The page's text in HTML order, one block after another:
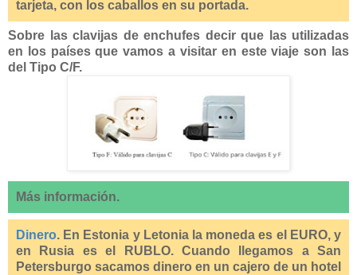
tarjeta, con los caballos en su portada.
Sobre las clavijas de enchufes decir que las utilizadas
en los países que vamos a visitar en este viaje son las
del Tipo C/F.
Más información.
Dinero. En Estonia y Letonia la moneda es el EURO, y
en Rusia es el RUBLO. Cuando llegamos a San
Petersburgo sacamos dinero en un cajero de un hotel